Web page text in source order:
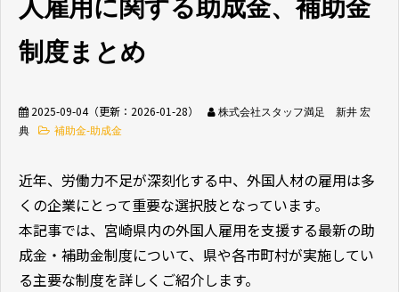
外食業界採用 【飲食料品製造業向
け】特定技能制度が
まるわかり
人雇用に関する助成金、補助金
制度まとめ
2025-09-04（更新： 2026-01-28）
株式会社スタッフ満足 新井 宏
典
補助金-助成金
近年、労働力不足が深刻化する中、外国人材の雇用は多
くの企業にとって重要な選択肢となっています。
本記事では、宮崎県内の外国人雇用を支援する最新の助
成金・補助金制度について、県や各市町村が実施してい
る主要な制度を詳しくご紹介します。